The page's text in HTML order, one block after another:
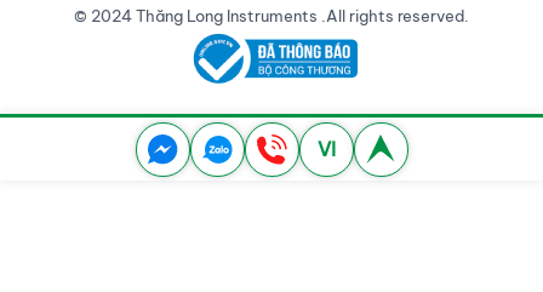
© 2024 Thăng Long Instruments .All rights reserved.
VI